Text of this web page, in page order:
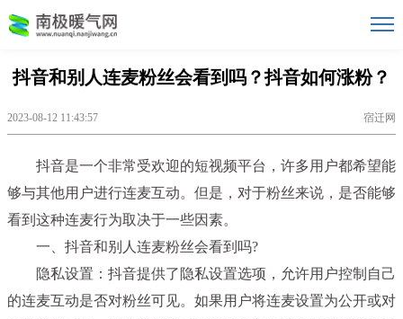
抖音和别人连麦粉丝会看到吗？抖音如何涨粉？
2023-08-12 11:43:57 宿迁网
抖音是一个非常受欢迎的短视频平台，许多用户都希望能
够与其他用户进行连麦互动。但是，对于粉丝来说，是否能够
看到这种连麦行为取决于一些因素。
一、抖音和别人连麦粉丝会看到吗?
隐私设置：抖音提供了隐私设置选项，允许用户控制自己
的连麦互动是否对粉丝可见。如果用户将连麦设置为公开或对